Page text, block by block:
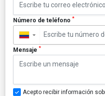
Número de teléfono *
▼
Mensaje *
Acepto recibir información